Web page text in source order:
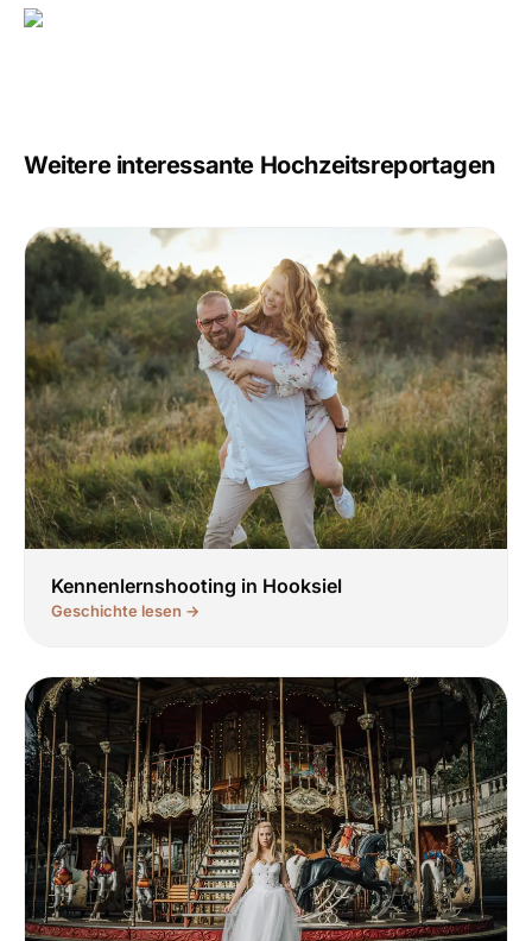
Weitere interessante Hochzeitsreportagen
Kennenlernshooting in Hooksiel
Geschichte lesen →